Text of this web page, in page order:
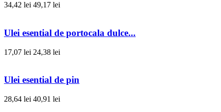
34,42 lei 49,17 lei
Ulei esential de portocala dulce...
17,07 lei 24,38 lei
Ulei esential de pin
28,64 lei 40,91 lei